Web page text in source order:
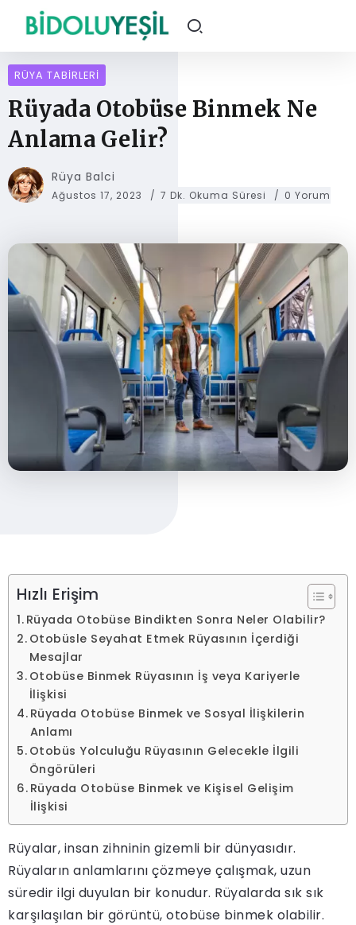
RÜYA TABIRLERI
Rüyada Otobüse Binmek Ne
Anlama Gelir?
Rüya Balci
Ağustos 17, 2023 7 Dk. Okuma Süresi 0 Yorum
Hızlı Erişim
Rüyada Otobüse Bindikten Sonra Neler Olabilir?
Otobüsle Seyahat Etmek Rüyasının İçerdiği
Mesajlar
Otobüse Binmek Rüyasının İş veya Kariyerle
İlişkisi
Rüyada Otobüse Binmek ve Sosyal İlişkilerin
Anlamı
Otobüs Yolculuğu Rüyasının Gelecekle İlgili
Öngörüleri
Rüyada Otobüse Binmek ve Kişisel Gelişim
İlişkisi
Rüyalar, insan zihninin gizemli bir dünyasıdır.
Rüyaların anlamlarını çözmeye çalışmak, uzun
süredir ilgi duyulan bir konudur. Rüyalarda sık sık
karşılaşılan bir görüntü, otobüse binmek olabilir.